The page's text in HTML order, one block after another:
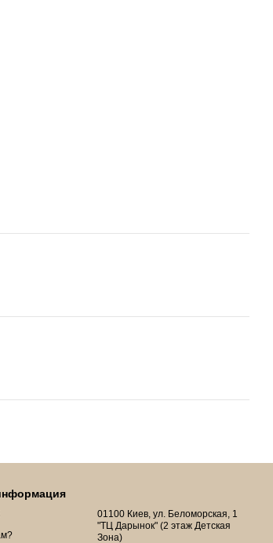
01100 Киев, ул. Беломорская, 1
"ТЦ Дарынок" (2 этаж Детская
Зона)